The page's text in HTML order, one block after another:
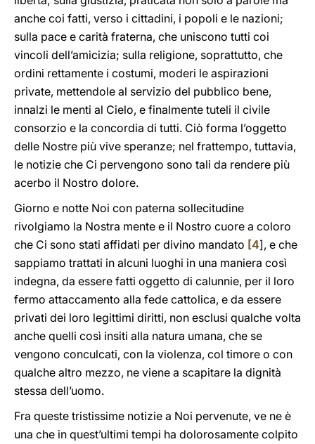
anche coi fatti, verso i cittadini, i popoli e le nazioni;
sulla pace e carità fraterna, che uniscono tutti coi
vincoli dell’amicizia; sulla religione, soprattutto, che
ordini rettamente i costumi, moderi le aspirazioni
private, mettendole al servizio del pubblico bene,
innalzi le menti al Cielo, e finalmente tuteli il civile
consorzio e la concordia di tutti. Ciò forma l’oggetto
delle Nostre più vive speranze; nel frattempo, tuttavia,
le notizie che Ci pervengono sono tali da rendere più
acerbo il Nostro dolore.
Giorno e notte Noi con paterna sollecitudine
rivolgiamo la Nostra mente e il Nostro cuore a coloro
che Ci sono stati affidati per divino mandato [4], e che
sappiamo trattati in alcuni luoghi in una maniera così
indegna, da essere fatti oggetto di calunnie, per il loro
fermo attaccamento alla fede cattolica, e da essere
privati dei loro legittimi diritti, non esclusi qualche volta
anche quelli così insiti alla natura umana, che se
vengono conculcati, con la violenza, col timore o con
qualche altro mezzo, ne viene a scapitare la dignità
stessa dell’uomo.
Fra queste tristissime notizie a Noi pervenute, ve ne è
una che in quest’ultimi tempi ha dolorosamente colpito